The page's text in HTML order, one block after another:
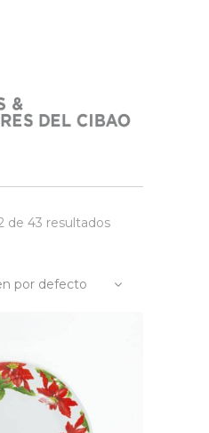
de 43 resultados
por defecto